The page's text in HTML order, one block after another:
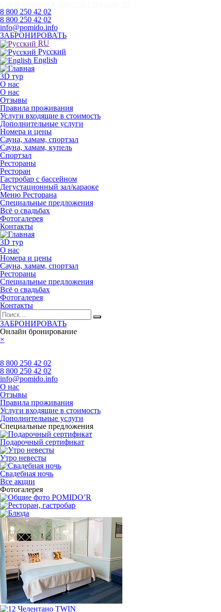
8 800 250 42 02
8 800 250 42 02
info@pomido.info
ЗАБРОНИРОВАТЬ
RU
Русский
English
3D тур
О нас
О нас
Отзывы
Правила проживания
Услуги входящие в стоимость
Дополнительные услуги
Номера и цены
Сауна, хамам, спортзал
Сауна, хамам, купель
Спортзал
Рестораны
Ресторан
Гастробар с бассейном
Дегустационный зал/караоке
Меню Ресторана
Специальные предложения
Всё о свадьбах
Фотогалерея
Контакты
3D тур
О нас
Номера и цены
Сауна, хамам, спортзал
Рестораны
Специальные предложения
Всё о свадьбах
Фотогалерея
Контакты
ЗАБРОНИРОВАТЬ
Онлайн бронирование
×
8 800 250 42 02
8 800 250 42 02
info@pomido.info
О нас
Отзывы
Правила проживания
Услуги входящие в стоимость
Дополнительные услуги
Специальные предложения
Подарочный сертификат
Утро невесты
Свадебная ночь
Все акции
Фотогалерея